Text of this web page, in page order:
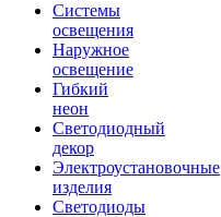
Системы
освещения
Наружное
освещение
Гибкий
неон
Светодиодный
декор
Электроустановочные
изделия
Светодиоды